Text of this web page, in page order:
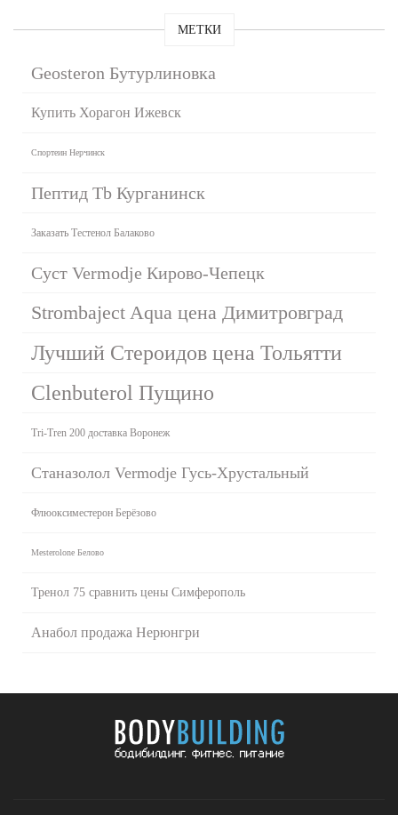
МЕТКИ
Geosteron Бутурлиновка
Купить Хорагон Ижевск
Спортеин Нерчинск
Пептид Tb Курганинск
Заказать Тестенол Балаково
Суст Vermodje Кирово-Чепецк
Strombaject Aqua цена Димитровград
Лучший Стероидов цена Тольятти
Clenbuterol Пущино
Tri-Tren 200 доставка Воронеж
Станазолол Vermodje Гусь-Хрустальный
Флюоксиместерон Берёзово
Mesterolone Белово
Тренол 75 сравнить цены Симферополь
Анабол продажа Нерюнгри